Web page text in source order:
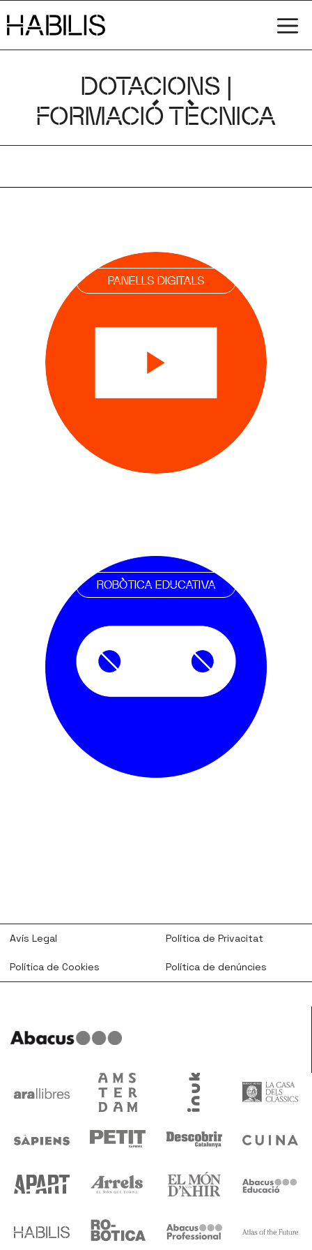
al
DOTACIONS |
FORMACIÓ TÈCNICA
PANELLS DIGITALS
ROBÒTICA EDUCATIVA
Avís Legal Política de Privacitat
Política de Cookies Política de denúncies